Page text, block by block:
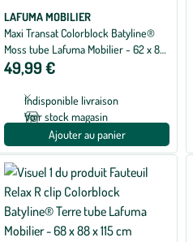
LAFUMA MOBILIER
Maxi Transat Colorblock Batyline®
Moss tube Lafuma Mobilier - 62 x 83
x 94 cm
49,99 €
Indisponible livraison
Voir stock magasin
Ajouter au panier